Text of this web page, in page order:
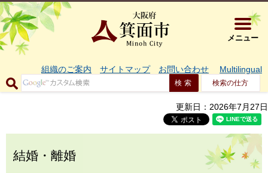
大阪府箕
メニュー
組織のご案内 サイトマップ お問い合わせ Multilingual
検索の仕方
更新日：2026年7月27日
結婚・離婚